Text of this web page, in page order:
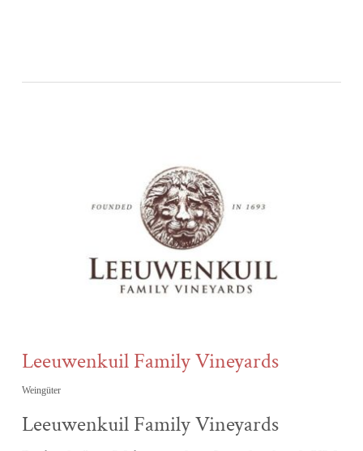
Leeuwenkuil Family Vineyards
Weingüter
Leeuwenkuil Family Vineyards